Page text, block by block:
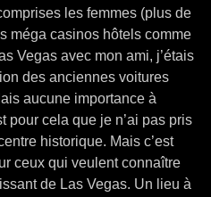
les femmes (plus de
méga casinos hôtels comme
Vegas avec mon ami, j’étais
des anciennes voitures
aucune importance à
pour cela que je n’ai pas pris
historique. Mais c’est
ceux qui veulent connaître
de Las Vegas. Un lieu à